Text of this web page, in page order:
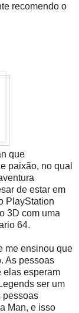
recomendo o
que
paixão, no qual
de estar em
PlayStation
3D com uma
64.
me ensinou que
As pessoas
elas esperam
ser um
pessoas
Man, e isso